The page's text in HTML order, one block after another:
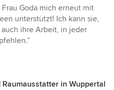
Goda mich erneut mit
unterstützt! Ich kann sie,
ihre Arbeit, in jeder
in Wuppertal